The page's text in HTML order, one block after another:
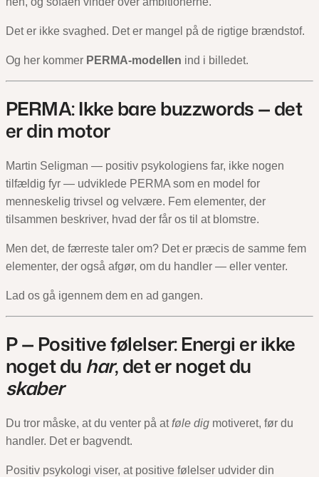
Det er ikke svaghed. Det er mangel på de rigtige brændstof.
Og her kommer PERMA-modellen ind i billedet.
PERMA: Ikke bare buzzwords — det
er din motor
Martin Seligman — positiv psykologiens far, ikke nogen
tilfældig fyr — udviklede PERMA som en model for
menneskelig trivsel og velvære. Fem elementer, der
tilsammen beskriver, hvad der får os til at blomstre.
Men det, de færreste taler om? Det er præcis de samme fem
elementer, der også afgør, om du handler — eller venter.
Lad os gå igennem dem en ad gangen.
P — Positive følelser: Energi er ikke
noget duhar, det er noget du
skaber
Du tror måske, at du venter på atføle dig motiveret, før du
handler. Det er bagvendt.
Positiv psykologi viser, at positive følelser udvider din